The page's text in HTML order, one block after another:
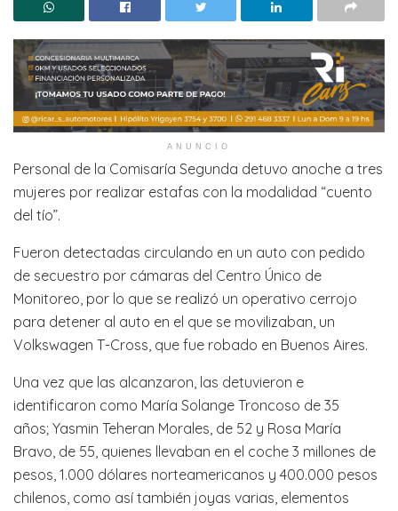
ANUNCIO
Personal de la Comisaría Segunda detuvo anoche a tres
mujeres por realizar estafas con la modalidad “cuento
del tío”.
Fueron detectadas circulando en un auto con pedido
de secuestro por cámaras del Centro Único de
Monitoreo, por lo que se realizó un operativo cerrojo
para detener al auto en el que se movilizaban, un
Volkswagen T-Cross, que fue robado en Buenos Aires.
Una vez que las alcanzaron, las detuvieron e
identificaron como María Solange Troncoso de 35
años; Yasmin Teheran Morales, de 52 y Rosa María
Bravo, de 55, quienes llevaban en el coche 3 millones de
pesos, 1.000 dólares norteamericanos y 400.000 pesos
chilenos, como así también joyas varias, elementos